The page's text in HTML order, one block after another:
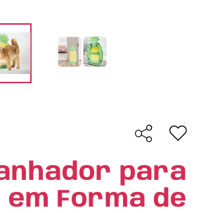
para
em Forma de